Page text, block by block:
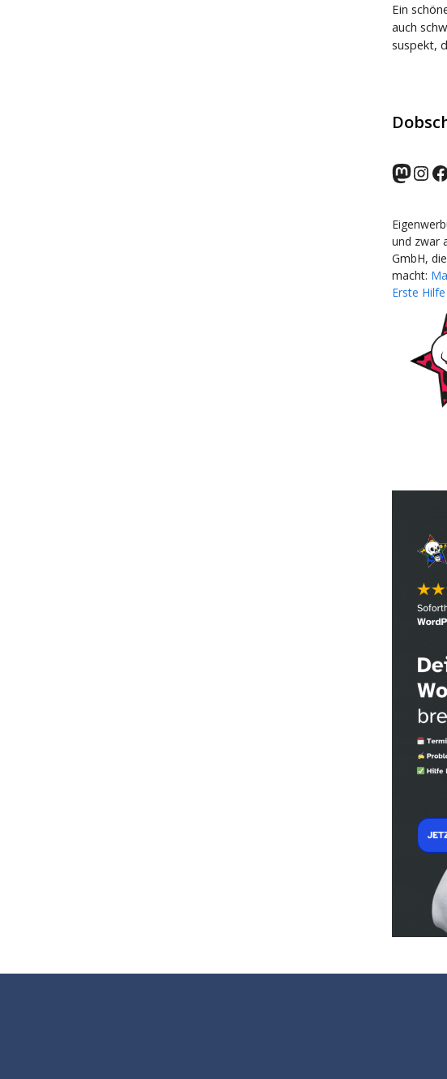
Ein
auch
suspekt,
und zwar
GmbH,
macht:
Erste